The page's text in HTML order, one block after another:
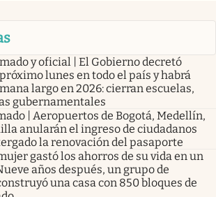
y oficial | El Gobierno decretó
lunes en todo el país y habrá
largo en 2026: cierran escuelas,
gubernamentales
| Aeropuertos de Bogotá, Medellín,
anularán el ingreso de ciudadanos
la renovación del pasaporte
gastó los ahorros de su vida en un
años después, un grupo de
una casa con 850 bloques de